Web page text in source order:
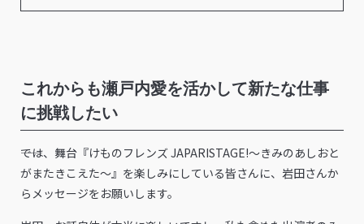
これからも瀬戸内愛を活かして新たな仕事
に挑戦したい
――では、舞台『けものフレンズ JAPARISTAGE!～きみのあしおと
がまたきこえた～』を楽しみにしている皆さんに、岩田さんか
らメッセージをお願いします。